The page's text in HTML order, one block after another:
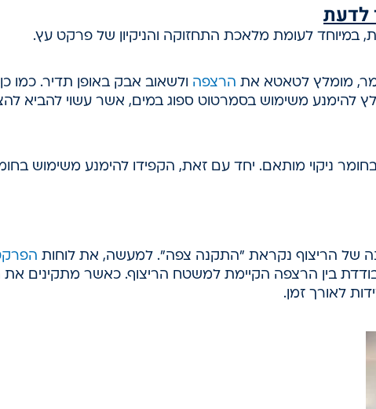
לדעת
במיוחד לעומת מלאכת התחזוקה והניקיון של פרקט עץ.
מומלץ לטאטא את הרצפה ולשאוב אבק באופן תדיר. כמו
להימנע משימוש בסמרטוט ספוג במים, אשר עשוי להביא
ניקוי מותאם. יחד עם זאת, הקפידו להימנע משימוש
של הריצוף נקראת "התקנה צפה". למעשה, את לוחות
בין הרצפה הקיימת למשטח הריצוף. כאשר מתקינים
לאורך זמן.